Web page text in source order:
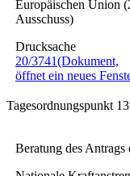
Europäischen Union
Ausschuss)
Drucksache
20/3741(Dokument,
öffnet ein neues
Tagesordnungspunkt 13
Beratung des